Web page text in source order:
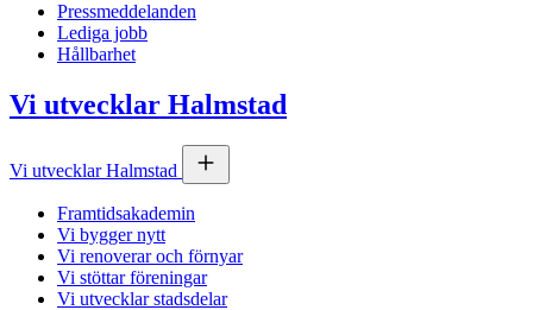
Pressmeddelanden
Lediga jobb
Hållbarhet
Vi utvecklar Halmstad
Vi utvecklar Halmstad
Framtidsakademin
Vi bygger nytt
Vi renoverar och förnyar
Vi stöttar föreningar
Vi utvecklar stadsdelar